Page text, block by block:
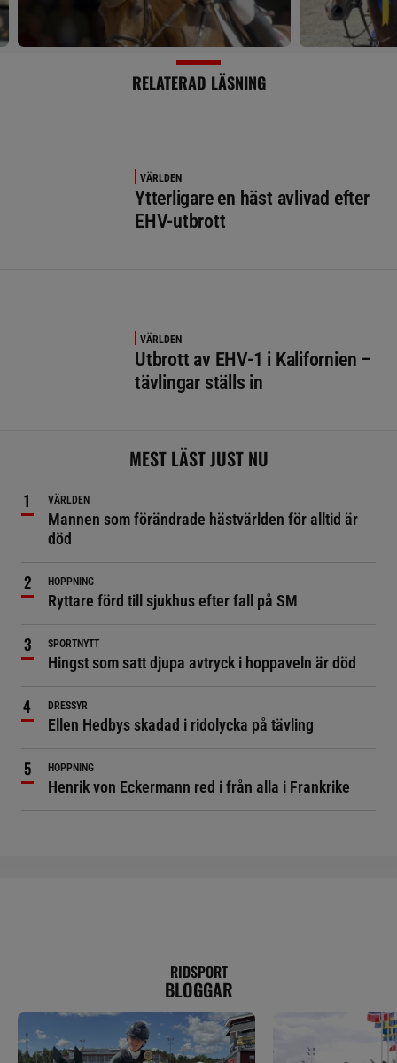
RELATERAD LÄSNING
VÄRLDEN
Ytterligare en häst avlivad efter
EHV-utbrott
VÄRLDEN
Utbrott av EHV-1 i Kalifornien –
tävlingar ställs in
MEST LÄST JUST NU
VÄRLDEN
Mannen som förändrade hästvärlden för alltid är
död
HOPPNING
Ryttare förd till sjukhus efter fall på SM
SPORTNYTT
Hingst som satt djupa avtryck i hoppaveln är död
DRESSYR
Ellen Hedbys skadad i ridolycka på tävling
HOPPNING
Henrik von Eckermann red i från alla i Frankrike
RIDSPORT
BLOGGAR